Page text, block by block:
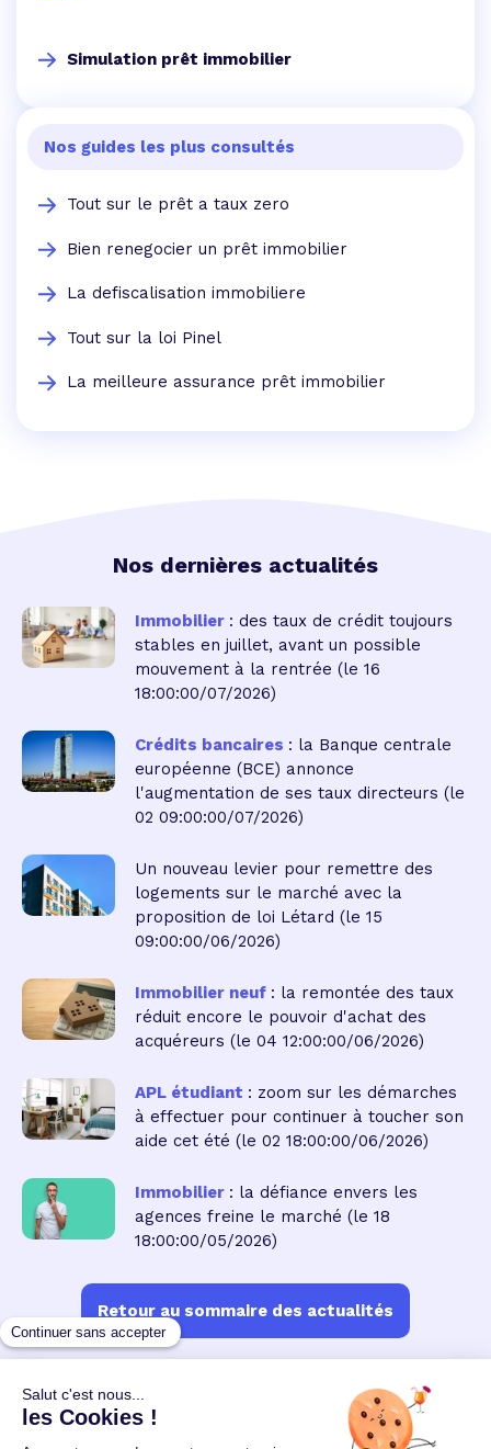
Simulation prêt immobilier
Nos guides les plus consultés
Tout sur le prêt a taux zero
Bien renegocier un prêt immobilier
La defiscalisation immobiliere
Tout sur la loi Pinel
La meilleure assurance prêt immobilier
Nos dernières actualités
Immobilier : des taux de crédit toujours
stables en juillet, avant un possible
mouvement à la rentrée (le 16
18:00:00/07/2026)
Crédits bancaires : la Banque centrale
européenne (BCE) annonce
l'augmentation de ses taux directeurs (le
02 09:00:00/07/2026)
Un nouveau levier pour remettre des
logements sur le marché avec la
proposition de loi Létard (le 15
09:00:00/06/2026)
Immobilier neuf : la remontée des taux
réduit encore le pouvoir d'achat des
acquéreurs (le 04 12:00:00/06/2026)
APL étudiant : zoom sur les démarches
à effectuer pour continuer à toucher son
aide cet été (le 02 18:00:00/06/2026)
Immobilier : la défiance envers les
agences freine le marché (le 18
18:00:00/05/2026)
Retour au sommaire des actualités